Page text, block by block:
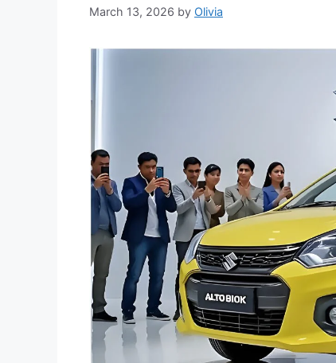
March 13, 2026 by Olivia